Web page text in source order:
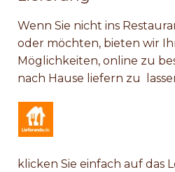
Wenn Sie nicht ins
oder möchten, bieten wir
Möglichkeiten, online zu
nach Hause liefern zu
klicken Sie einfach auf das